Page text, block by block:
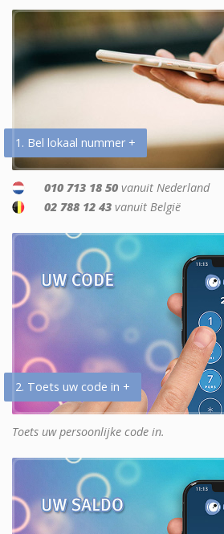
1. Bel lokaal nummer +
010 713 18 50 vanuit Nederland
02 788 12 43 vanuit België
2. Toets uw code in +
Toets uw persoonlijke code in.